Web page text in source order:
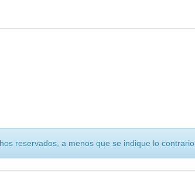
reservados, a menos que se indique lo contrario.